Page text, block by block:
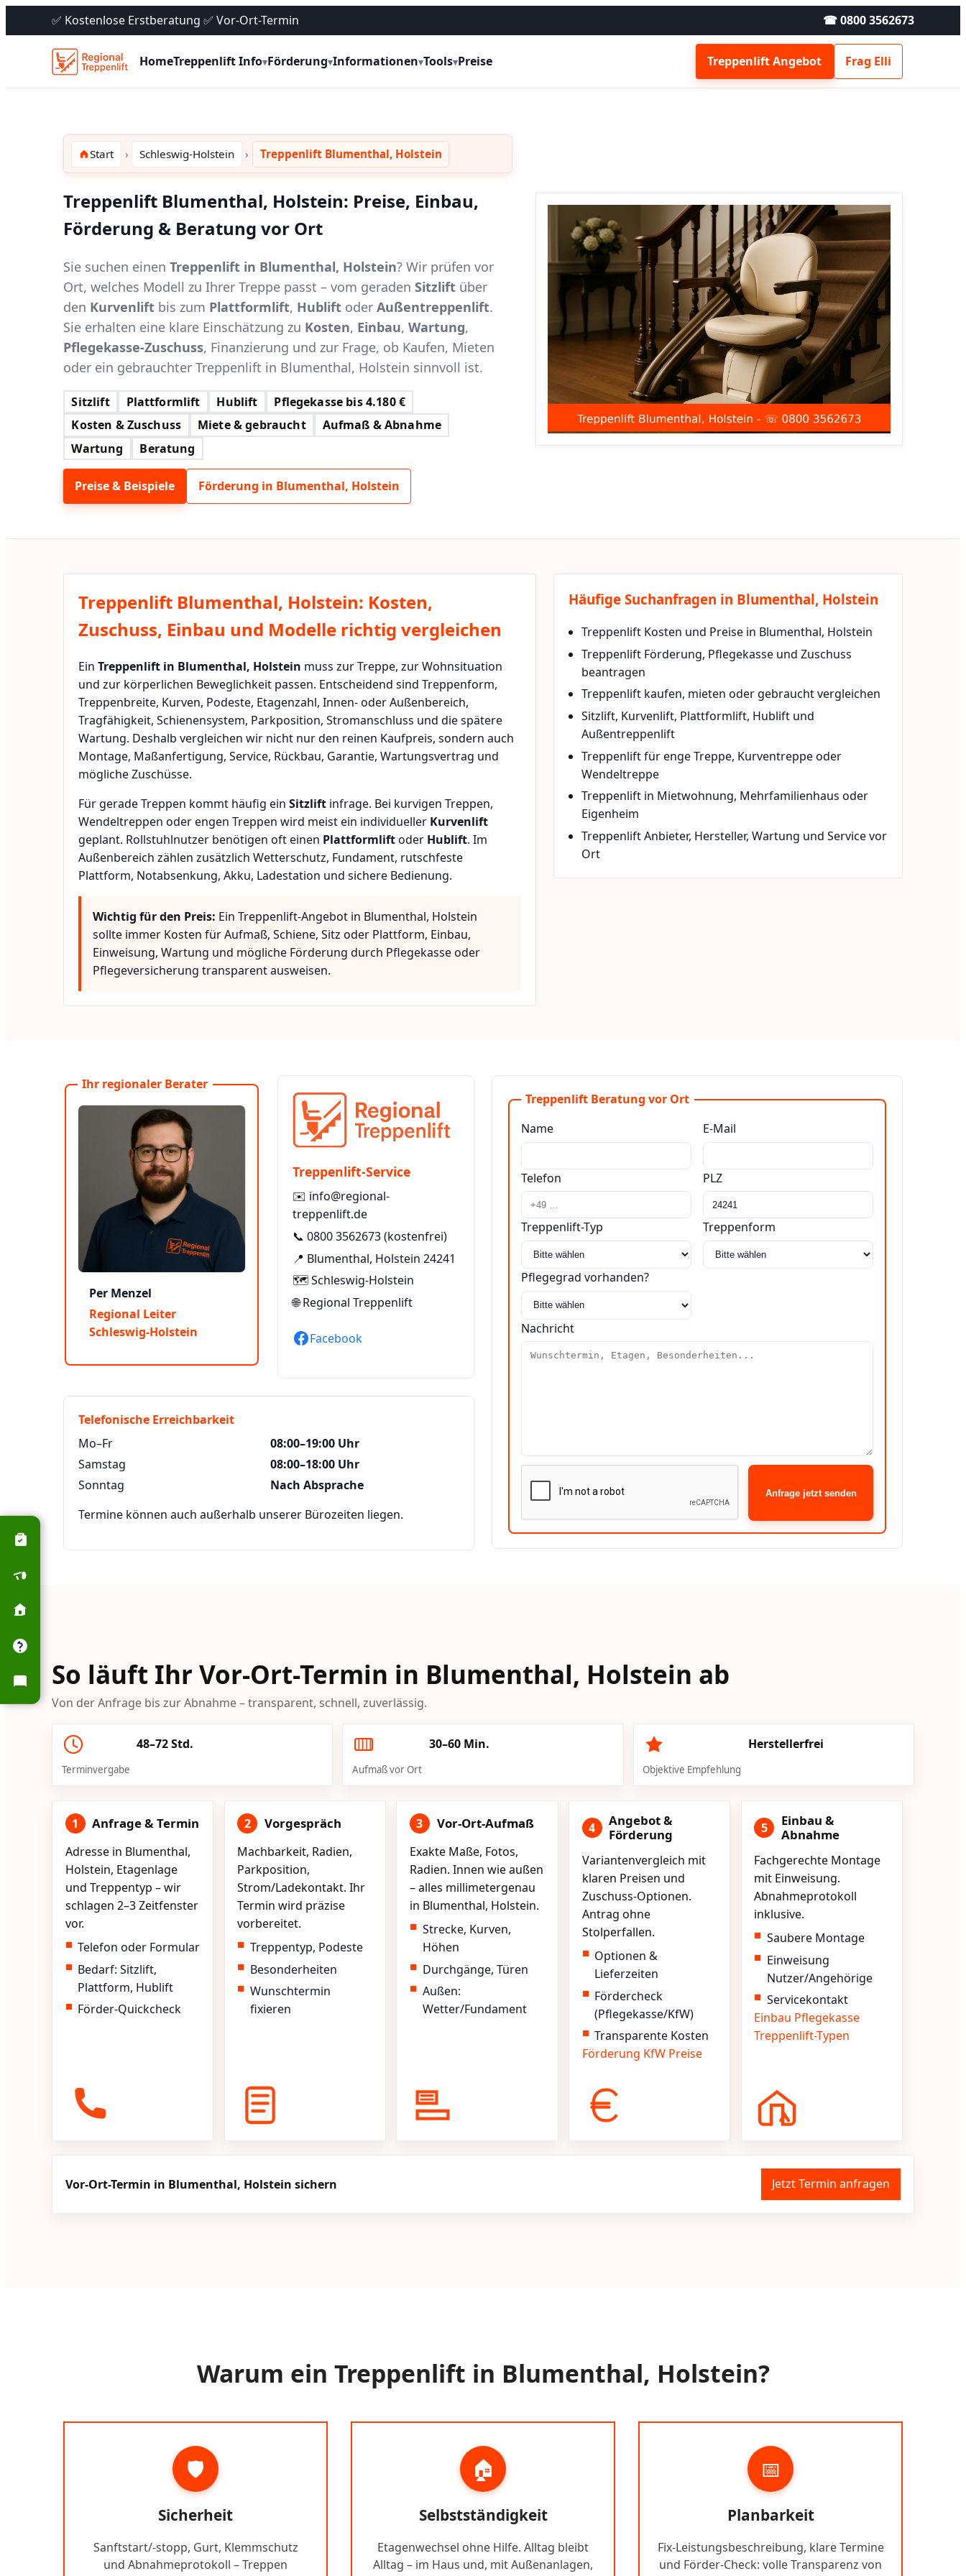
✅ Kostenlose Erstberatung ✅ Vor-Ort-Termin ☎ 0800 3562673
HomeTreppenlift Info▾Förderung▾Informationen▾Tools▾Preise Treppenlift Angebot Frag Elli
Start Schleswig-Holstein Treppenlift Blumenthal, Holstein
Treppenlift Blumenthal, Holstein: Preise, Einbau,
Förderung & Beratung vor Ort
Sie suchen einen Treppenlift in Blumenthal, Holstein? Wir prüfen vor
Ort, welches Modell zu Ihrer Treppe passt – vom geraden Sitzlift über
den Kurvenlift bis zum Plattformlift, Hublift oder Außentreppenlift.
Sie erhalten eine klare Einschätzung zu Kosten, Einbau, Wartung,
Pflegekasse-Zuschuss, Finanzierung und zur Frage, ob Kaufen, Mieten
oder ein gebrauchter Treppenlift in Blumenthal, Holstein sinnvoll ist.
Sitzlift Plattformlift Hublift
Pflegekasse bis 4.180 €
Kosten & Zuschuss
Miete & gebraucht
Aufmaß & Abnahme
Wartung
Beratung
Preise & Beispiele Förderung in Blumenthal, Holstein
Treppenlift Blumenthal, Holstein: Kosten,
Zuschuss, Einbau und Modelle richtig vergleichen
Ein Treppenlift in Blumenthal, Holstein muss zur Treppe, zur Wohnsituation
und zur körperlichen Beweglichkeit passen. Entscheidend sind Treppenform,
Treppenbreite, Kurven, Podeste, Etagenzahl, Innen- oder Außenbereich,
Tragfähigkeit, Schienensystem, Parkposition, Stromanschluss und die spätere
Wartung. Deshalb vergleichen wir nicht nur den reinen Kaufpreis, sondern auch
Montage, Maßanfertigung, Service, Rückbau, Garantie, Wartungsvertrag und
mögliche Zuschüsse.
Für gerade Treppen kommt häufig ein Sitzlift infrage. Bei kurvigen Treppen,
Wendeltreppen oder engen Treppen wird meist ein individueller Kurvenlift
geplant. Rollstuhlnutzer benötigen oft einen Plattformliftoder Hublift. Im
Außenbereich zählen zusätzlich Wetterschutz, Fundament, rutschfeste
Plattform, Notabsenkung, Akku, Ladestation und sichere Bedienung.
Wichtig für den Preis: Ein Treppenlift-Angebot in Blumenthal, Holstein
sollte immer Kosten für Aufmaß, Schiene, Sitz oder Plattform, Einbau,
Einweisung, Wartung und mögliche Förderung durch Pflegekasse oder
Pflegeversicherung transparent ausweisen.
Häufige Suchanfragen in Blumenthal, Holstein
Treppenlift Kosten und Preise in Blumenthal, Holstein
Treppenlift Förderung, Pflegekasse und Zuschuss
beantragen
Treppenlift kaufen, mieten oder gebraucht vergleichen
Sitzlift, Kurvenlift, Plattformlift, Hublift und
Außentreppenlift
Treppenlift für enge Treppe, Kurventreppe oder
Wendeltreppe
Treppenlift in Mietwohnung, Mehrfamilienhaus oder
Eigenheim
Treppenlift Anbieter, Hersteller, Wartung und Service vor
Ort
Ihr regionaler Berater
Per Menzel
Regional Leiter
Schleswig-Holstein
Treppenlift-Service
✉️ info@regional-
treppenlift.de
📞 0800 3562673(kostenfrei)
📍 Blumenthal, Holstein 24241
🗺️ Schleswig-Holstein
🌐Regional Treppenlift
Facebook
Telefonische Erreichbarkeit
Mo–Fr
08:00–19:00 Uhr
Samstag
08:00–18:00 Uhr
Sonntag
Nach Absprache
Termine können auch außerhalb unserer Bürozeiten liegen.
Treppenlift Beratung vor Ort
Name
E-Mail
Telefon PLZ
Treppenlift-Typ Treppenform
Pflegegrad vorhanden?
Nachricht
Anfrage jetzt senden
So läuft Ihr Vor-Ort-Termin in Blumenthal, Holstein ab
Von der Anfrage bis zur Abnahme – transparent, schnell, zuverlässig.
48–72 Std.
Terminvergabe
30–60 Min.
Aufmaß vor Ort
Herstellerfrei
Objektive Empfehlung
1 Anfrage & Termin
Adresse in Blumenthal,
Holstein, Etagenlage
und Treppentyp – wir
schlagen 2–3 Zeitfenster
vor.
Telefon oder Formular
Bedarf: Sitzlift,
Plattform, Hublift
Förder-Quickcheck
2 Vorgespräch
Machbarkeit, Radien,
Parkposition,
Strom/Ladekontakt. Ihr
Termin wird präzise
vorbereitet.
Treppentyp, Podeste
Besonderheiten
Wunschtermin
fixieren
3 Vor-Ort-Aufmaß
Exakte Maße, Fotos,
Radien. Innen wie außen
– alles millimetergenau
in Blumenthal, Holstein.
Strecke, Kurven,
Höhen
Durchgänge, Türen
Außen:
Wetter/Fundament
4
Angebot &
Förderung
Variantenvergleich mit
klaren Preisen und
Zuschuss-Optionen.
Antrag ohne
Stolperfallen.
Optionen &
Lieferzeiten
Fördercheck
(Pflegekasse/KfW)
Transparente Kosten
Förderung KfW Preise
5
Einbau &
Abnahme
Fachgerechte Montage
mit Einweisung.
Abnahmeprotokoll
inklusive.
Saubere Montage
Einweisung
Nutzer/Angehörige
Servicekontakt
Einbau Pflegekasse
Treppenlift-Typen
Vor-Ort-Termin in Blumenthal, Holstein sichern Jetzt Termin anfragen
Warum ein Treppenlift in Blumenthal, Holstein?
🛡️
Sicherheit
Sanftstart/-stopp, Gurt, Klemmschutz
und Abnahmeprotokoll – Treppen
🏠
Selbstständigkeit
Etagenwechsel ohne Hilfe. Alltag bleibt
Alltag – im Haus und, mit Außenanlagen,
📅
Planbarkeit
Fix-Leistungsbeschreibung, klare Termine
und Förder-Check: volle Transparenz von